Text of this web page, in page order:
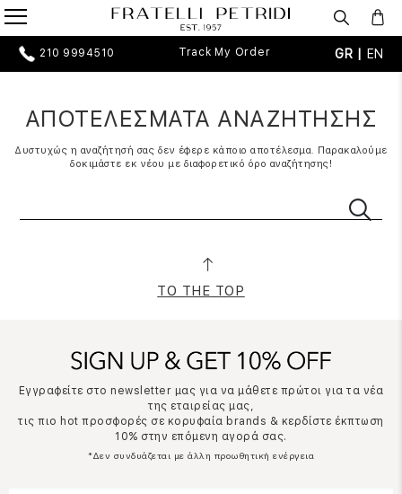
210 9994510 Track My Order GR | EN
ΑΠΟΤΕΛΕΣΜΑΤΑ ΑΝΑΖΗΤΗΣΗΣ
Δυστυχώς η αναζήτησή σας δεν έφερε κάποιο αποτέλεσμα. Παρακαλούμε
δοκιμάστε εκ νέου με διαφορετικό όρο αναζήτησης!
TO THE TOP
Εγγραφείτε στο newsletter μας για να μάθετε πρώτοι για τα νέα
της εταιρείας μας,
τις πιο hot προσφορές σε κορυφαία brands & κερδίστε έκπτωση
10% στην επόμενη αγορά σας.
*Δεν συνδυάζεται με άλλη προωθητική ενέργεια